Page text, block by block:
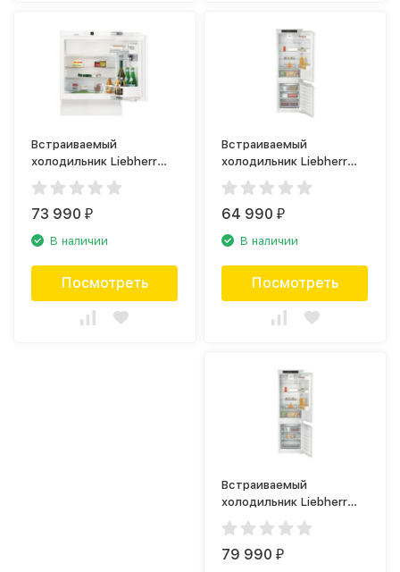
Встраиваемый
холодильник Liebherr
UIKP 1554
73 990₽
В наличии
Посмотреть
Встраиваемый
холодильник Liebherr
ICe 5103
64 990₽
В наличии
Посмотреть
Встраиваемый
холодильник Liebherr
ICNSf 5103
79 990₽